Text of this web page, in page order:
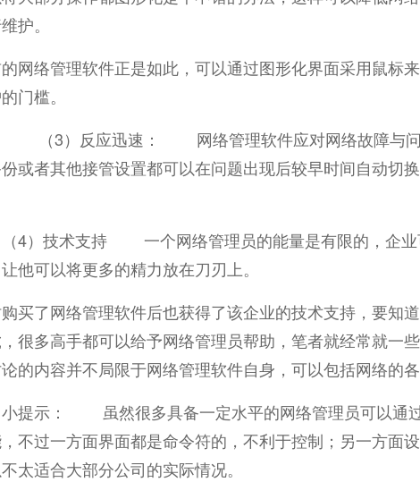
护。
网络管理软件正是如此，可以通过图形化界面采用鼠标
门槛。
）反应迅速： 网络管理软件应对网络故障与问题
或者其他接管设置都可以在问题出现后较早时间自动切
）技术支持 一个网络管理员的能量是有限的，企业
他可以将更多的精力放在刀刃上。
买了网络管理软件后也获得了该企业的技术支持，要知
很多高手都可以给予网络管理员帮助，笔者就经常就一
的内容并不局限于网络管理软件自身，可以包括网络的各
示： 虽然很多具备一定水平的网络管理员可以通过
不过一方面界面都是命令符的，不利于控制；另一方面
太适合大部分公司的实际情况。